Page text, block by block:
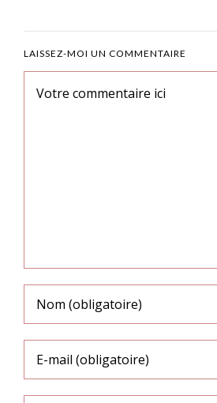
LAISSEZ-MOI UN COMMENTAIRE